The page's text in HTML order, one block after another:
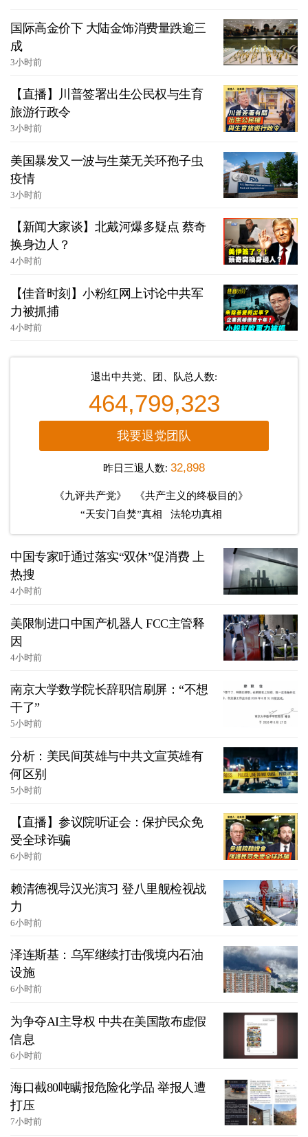
国际高金价下 大陆金饰消费量跌逾三
成
3小时前
【直播】川普签署出生公民权与生育
旅游行政令
3小时前
美国暴发又一波与生菜无关环孢子虫
疫情
3小时前
【新闻大家谈】北戴河爆多疑点 蔡奇
换身边人？
4小时前
【佳音时刻】小粉红网上讨论中共军
力被抓捕
4小时前
退出中共党、团、队总人数:
464,799,323
我要退党团队
昨日三退人数: 32,898
《九评共产党》
《共产主义的终极目的》
“天安门自焚”真相
法轮功真相
中国专家吁通过落实“双休”促消费 上
热搜
4小时前
美限制进口中国产机器人 FCC主管释
因
4小时前
南京大学数学院长辞职信刷屏：“不想
干了”
5小时前
分析：美民间英雄与中共文宣英雄有
何区别
5小时前
【直播】参议院听证会：保护民众免
受全球诈骗
6小时前
赖清德视导汉光演习 登八里舰检视战
力
6小时前
泽连斯基：乌军继续打击俄境内石油
设施
6小时前
为争夺AI主导权 中共在美国散布虚假
信息
6小时前
海口截80吨瞒报危险化学品 举报人遭
打压
7小时前